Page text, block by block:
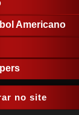
Americano
no site